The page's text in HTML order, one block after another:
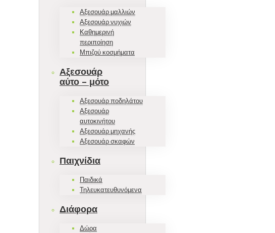
Αξεσουάρ μαλλιών
Αξεσουάρ νυχιών
Καθημερινή
περιποίηση
Μπιζού κοσμήματα
Αξεσουάρ
αύτο – μότο
Αξεσουάρ ποδηλάτου
Αξεσουάρ
αυτοκινήτου
Αξεσουάρ μηχανής
Αξεσουάρ σκαφών
Παιχνίδια
Παιδικά
Τηλευκατευθυνόμενα
Διάφορα
Δώρα